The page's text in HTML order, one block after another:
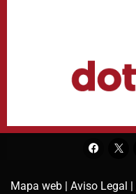
Mapa web | Aviso Legal |